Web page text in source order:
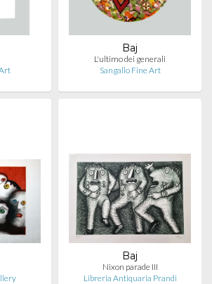
Baj
L'ultimo dei generali
Sangallo Fine Art
Baj
Nixon parade III
Libreria Antiquaria Prandi